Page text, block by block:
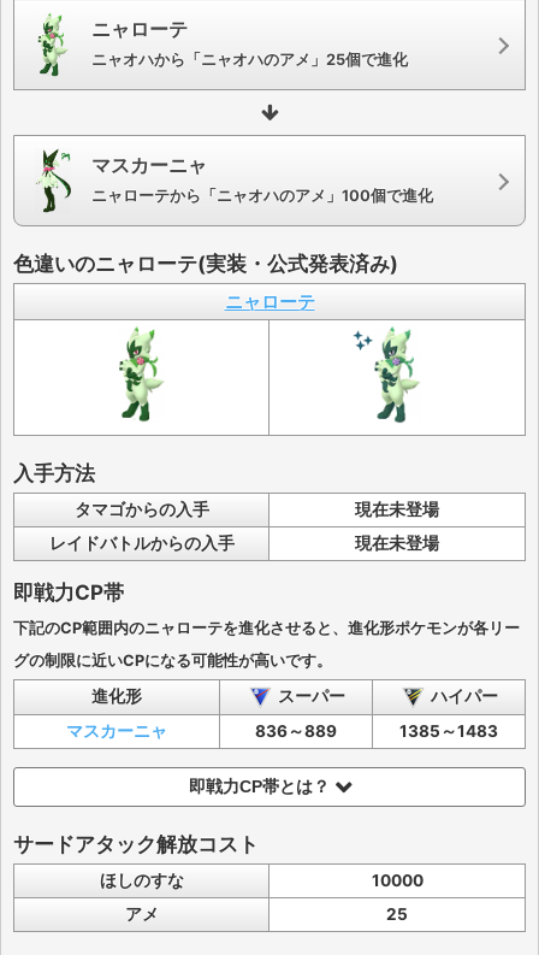
ニャローテ
ニャオハから「ニャオハのアメ」25個で進化
マスカーニャ
ニャローテから「ニャオハのアメ」100個で進化
色違いのニャローテ(実装・公式発表済み)
ニャローテ
入手方法
タマゴからの入手
現在未登場
レイドバトルからの入手
現在未登場
即戦力CP帯
下記のCP範囲内のニャローテを進化させると、進化形ポケモンが各リー
グの制限に近いCPになる可能性が高いです。
進化形 スーパー
ハイパー
マスカーニャ
836～889 1385～1483
即戦力CP帯とは？
サードアタック解放コスト
ほしのすな
10000
アメ
25